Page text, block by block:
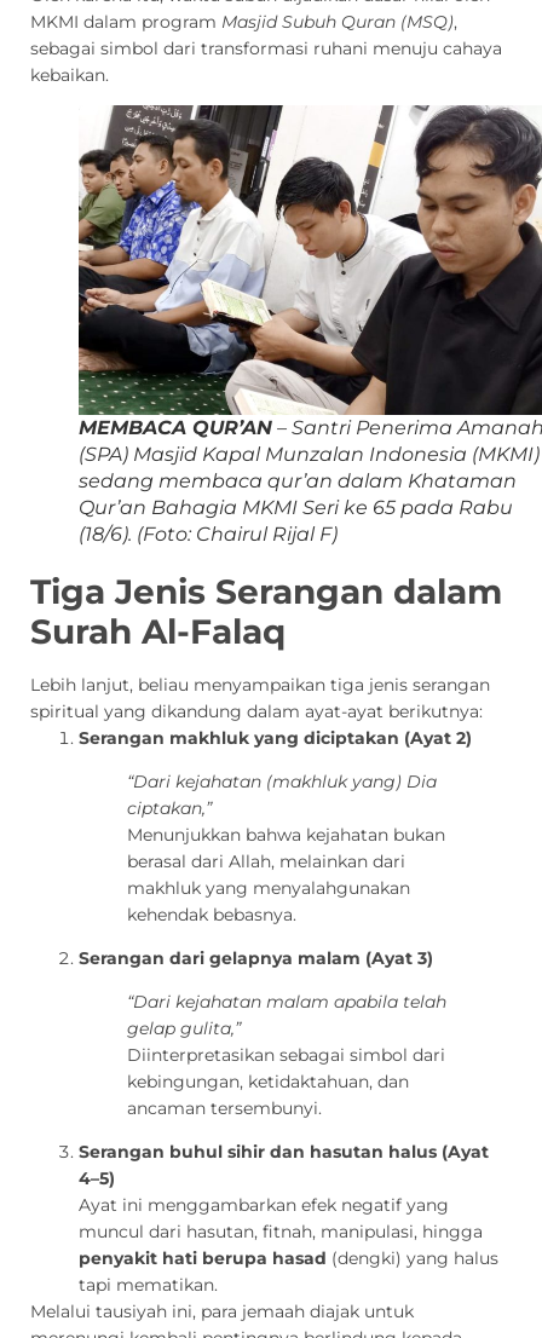
MKMI dalam program Masjid Subuh Quran (MSQ),
sebagai simbol dari transformasi ruhani menuju cahaya
kebaikan.
MEMBACA QUR’AN – Santri Penerima
(SPA) Masjid Kapal Munzalan Indonesia (MKMI)
sedang membaca qur’an dalam Khataman
Qur’an Bahagia MKMI Seri ke 65 pada Rabu
(18/6). (Foto: Chairul Rijal F)
Tiga Jenis Serangan dalam
Surah Al-Falaq
Lebih lanjut, beliau menyampaikan tiga jenis serangan
spiritual yang dikandung dalam ayat-ayat berikutnya:
Serangan makhluk yang diciptakan (Ayat 2)
“Dari kejahatan (makhluk yang) Dia
ciptakan,”
Menunjukkan bahwa kejahatan bukan
berasal dari Allah, melainkan dari
makhluk yang menyalahgunakan
kehendak bebasnya.
Serangan dari gelapnya malam (Ayat 3)
“Dari kejahatan malam apabila telah
gelap gulita,”
Diinterpretasikan sebagai simbol dari
kebingungan, ketidaktahuan, dan
ancaman tersembunyi.
Serangan buhul sihir dan hasutan halus (Ayat
4–5)
Ayat ini menggambarkan efek negatif yang
muncul dari hasutan, fitnah, manipulasi, hingga
penyakit hati berupa hasad (dengki) yang halus
tapi mematikan.
Melalui tausiyah ini, para jemaah diajak untuk